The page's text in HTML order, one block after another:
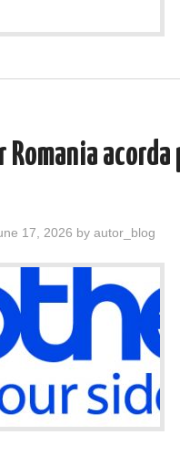
Romania
17, 2026 by autor_blog